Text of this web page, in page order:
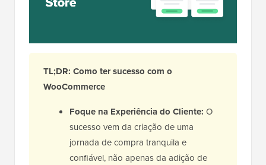
TL;DR: Como ter sucesso com o
WooCommerce
Foque na Experiência do Cliente: O
sucesso vem da criação de uma
jornada de compra tranquila e
confiável, não apenas da adição de